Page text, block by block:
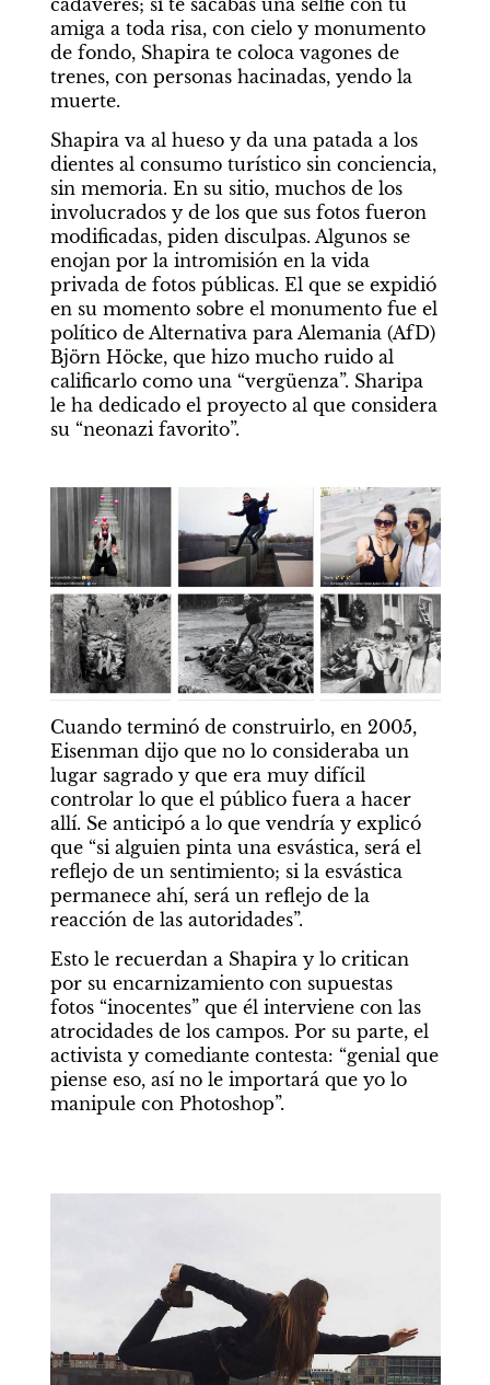
cadáveres; si te sacabas una selfie con tu
amiga a toda risa, con cielo y monumento
de fondo, Shapira te coloca vagones de
trenes, con personas hacinadas, yendo la
muerte.
Shapira va al hueso y da una patada a los
dientes al consumo turístico sin conciencia,
sin memoria. En su sitio, muchos de los
involucrados y de los que sus fotos fueron
modificadas, piden disculpas. Algunos se
enojan por la intromisión en la vida
privada de fotos públicas. El que se expidió
en su momento sobre el monumento fue el
político de Alternativa para Alemania (AfD)
Björn Höcke, que hizo mucho ruido al
calificarlo como una “vergüenza”. Sharipa
le ha dedicado el proyecto al que considera
su “neonazi favorito”.
Cuando terminó de construirlo, en 2005,
Eisenman dijo que no lo consideraba un
lugar sagrado y que era muy difícil
controlar lo que el público fuera a hacer
allí. Se anticipó a lo que vendría y explicó
que “si alguien pinta una esvástica, será el
reflejo de un sentimiento; si la esvástica
permanece ahí, será un reflejo de la
reacción de las autoridades”.
Esto le recuerdan a Shapira y lo critican
por su encarnizamiento con supuestas
fotos “inocentes” que él interviene con las
atrocidades de los campos. Por su parte, el
activista y comediante contesta: “genial que
piense eso, así no le importará que yo lo
manipule con Photoshop”.